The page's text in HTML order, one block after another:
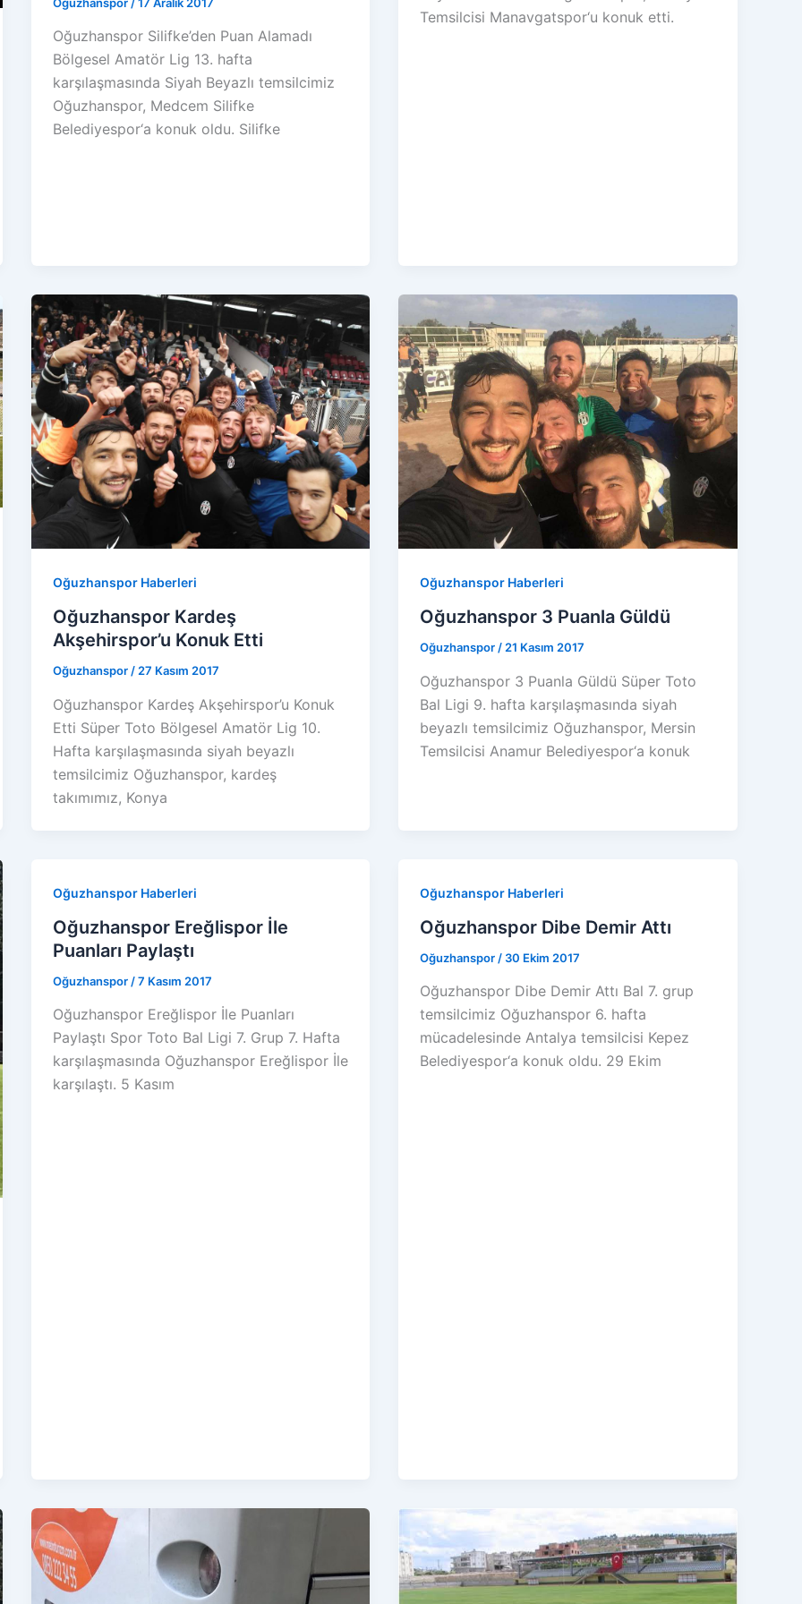
Oğuzhanspor Silifke’den Puan Alamadı
Bölgesel Amatör Lig 13. hafta
karşılaşmasında Siyah Beyazlı temsilcimiz
Oğuzhanspor, Medcem Silifke
Belediyespor‘a konuk oldu. Silifke
Temsilcisi Manavgatspor‘u konuk etti.
Oğuzhanspor Haberleri
Oğuzhanspor Kardeş
Akşehirspor’u Konuk Etti
Oğuzhanspor/27 Kasım 2017
Oğuzhanspor Kardeş Akşehirspor’u Konuk
Etti Süper Toto Bölgesel Amatör Lig 10.
Hafta karşılaşmasında siyah beyazlı
temsilcimiz Oğuzhanspor, kardeş
takımımız, Konya
Oğuzhanspor Haberleri
Oğuzhanspor 3 Puanla Güldü
Oğuzhanspor/21 Kasım 2017
Oğuzhanspor 3 Puanla Güldü Süper Toto
Bal Ligi 9. hafta karşılaşmasında siyah
beyazlı temsilcimiz Oğuzhanspor, Mersin
Temsilcisi Anamur Belediyespor‘a konuk
Oğuzhanspor Haberleri
Oğuzhanspor Ereğlispor İle
Puanları Paylaştı
Oğuzhanspor /7 Kasım 2017
Oğuzhanspor Ereğlispor İle Puanları
Paylaştı Spor Toto Bal Ligi 7. Grup 7. Hafta
karşılaşmasında Oğuzhanspor Ereğlispor İle
karşılaştı. 5 Kasım
Oğuzhanspor Haberleri
Oğuzhanspor Dibe Demir Attı
Oğuzhanspor / 30 Ekim 2017
Oğuzhanspor Dibe Demir Attı Bal 7. grup
temsilcimiz Oğuzhanspor 6. hafta
mücadelesinde Antalya temsilcisi Kepez
Belediyespor‘a konuk oldu. 29 Ekim